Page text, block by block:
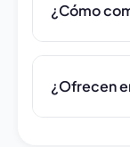
¿Cómo
¿Ofrecen